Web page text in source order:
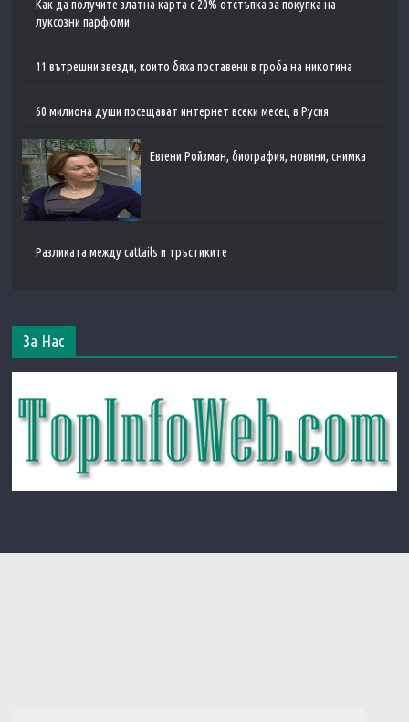
Как да получите златна карта с 20% отстъпка за покупка на
луксозни парфюми
11 вътрешни звезди, които бяха поставени в гроба на никотина
60 милиона души посещават интернет всеки месец в Русия
Евгени Ройзман, биография, новини, снимка
Разликата между cattails и тръстиките
За Нас